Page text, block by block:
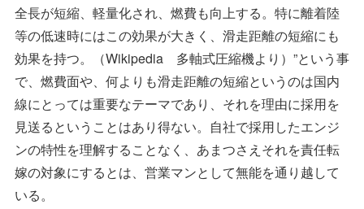
全長が短縮、軽量化され、燃費も向上する。特に離着陸
等の低速時にはこの効果が大きく、滑走距離の短縮にも
効果を持つ。（Wikipedia 多軸式圧縮機より）”という事
で、燃費面や、何よりも滑走距離の短縮というのは国内
線にとっては重要なテーマであり、それを理由に採用を
見送るということはあり得ない。自社で採用したエンジ
ンの特性を理解することなく、あまつさえそれを責任転
嫁の対象にするとは、営業マンとして無能を通り越して
いる。